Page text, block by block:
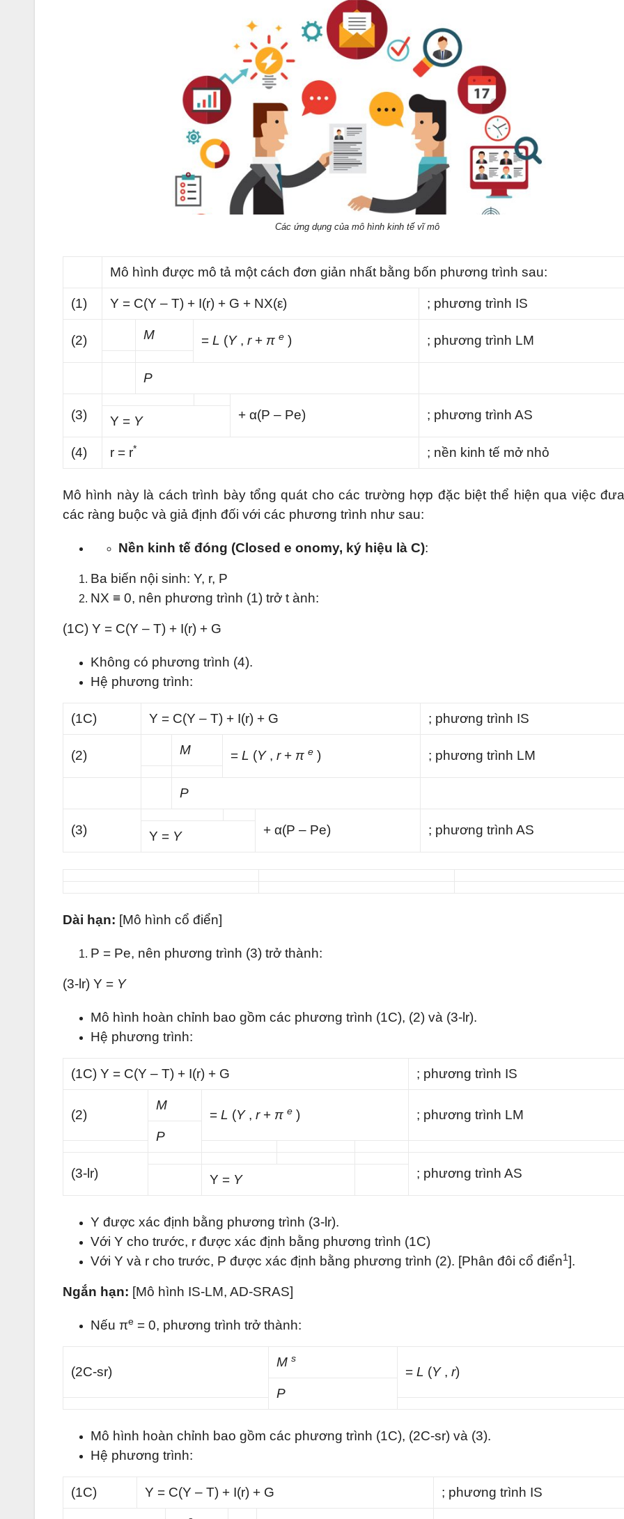
Các ứng dụng của mô hình kinh tế vĩ mô
Mô hình được mô tả một cách đơn giản nhất bằng bốn phương trình sau:
(1) Y = C(Y – T) + I(r) + G + NX(ε) ; phương trình IS
(2) M =L (Y,r+ πe ) ; phương trình LM
P
(3) + α(P – Pe) ; phương trình AS
Y = Y
(4) r = r* ; nền kinh tế mở nhỏ
Mô hình này là cách trình bày tổng quát cho các trường hợp đặc biệt thể hiện qua việc
các ràng buộc và giả định đối với các phương trình như sau:
Nền kinh tế đóng (Closed e onomy, ký hiệu là C):
Ba biến nội sinh: Y, r, P
NX ≡ 0, nên phương trình (1) trở t ành:
(1C) Y = C(Y – T) + I(r) + G
Không có phương trình (4).
Hệ phương trình:
(1C) Y = C(Y – T) + I(r) + G ; phương trình IS
(2) M =L (Y,r+ πe ) ; phương trình LM
P
(3) + α(P – Pe) ; phương trình AS
Y = Y
Dài hạn: [Mô hình cổ điển]
P = Pe, nên phương trình (3) trở thành:
(3-lr) Y = Y
Mô hình hoàn chỉnh bao gồm các phương trình (1C), (2) và (3-lr).
Hệ phương trình:
(1C) Y = C(Y – T) + I(r) + G ; phương trình IS
(2)
M
=L (Y,r+ πe )
; phương trình LM
P
(3-lr) ; phương trình AS
Y = Y
Y được xác định bằng phương trình (3-lr).
Với Y cho trước, r được xác định bằng phương trình (1C)
Với Y và r cho trước, P được xác định bằng phương trình (2). [Phân đôi cổ điển1].
Ngắn hạn: [Mô hình IS-LM, AD-SRAS]
Nếu πe = 0, phương trình trở thành:
(2C-sr)
Ms
=L (Y,r)
P
Mô hình hoàn chỉnh bao gồm các phương trình (1C), (2C-sr) và (3).
Hệ phương trình:
(1C) Y = C(Y – T) + I(r) + G ; phương trình IS